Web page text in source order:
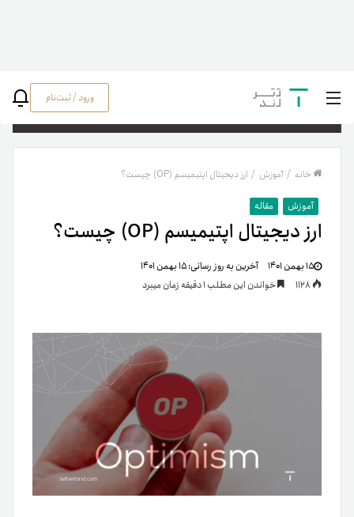
ورود / ثبت‌نام
خانه / آموزش / ارز دیجیتال اپتیمیسم (OP) چیست؟
آموزش مقاله
ارز دیجیتال اپتیمیسم (OP) چیست؟
۱۵ بهمن ۱۴۰۱ آخرین به روز رسانی:۱۵ بهمن ۱۴۰۱
خواندن این مطلب 1 دقیقه زمان میبرد